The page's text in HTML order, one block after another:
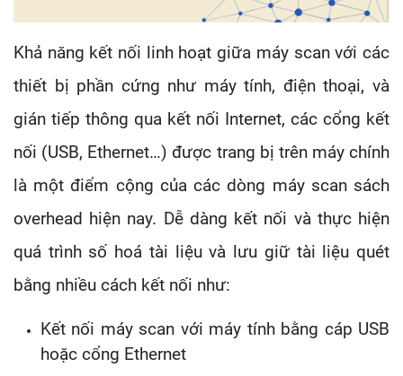
Khả năng kết nối linh hoạt giữa máy scan với các
thiết bị phần cứng như máy tính, điện thoại, và
gián tiếp thông qua kết nối Internet, các cổng kết
nối (USB, Ethernet…) được trang bị trên máy chính
là một điểm cộng của các dòng máy scan sách
overhead hiện nay. Dễ dàng kết nối và thực hiện
quá trình số hoá tài liệu và lưu giữ tài liệu quét
bằng nhiều cách kết nối như:
Kết nối máy scan với máy tính bằng cáp USB
hoặc cổng Ethernet